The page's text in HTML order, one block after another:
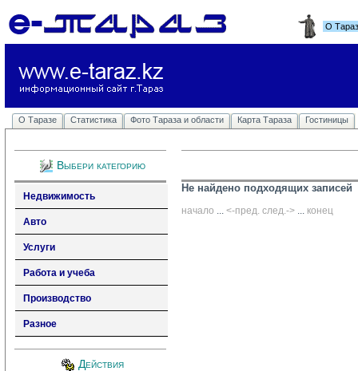
О
О Таразе Статистика Фото Тараза и области Карта Тараза Гостиницы
Выбери категорию
Недвижимость
Авто
Услуги
Работа и учеба
Производство
Разное
Действия
Не найдено подходящих записей
начало ... <-пред. след.-> ... конец